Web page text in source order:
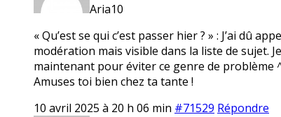
Aria10
« Qu’est se qui c’est passer hier ? » : J’ai dû
modération mais visible dans la liste de sujet.
maintenant pour éviter ce genre de problème
Amuses toi bien chez ta tante !
10 avril 2025 à 20 h 06 min #71529 Répondre